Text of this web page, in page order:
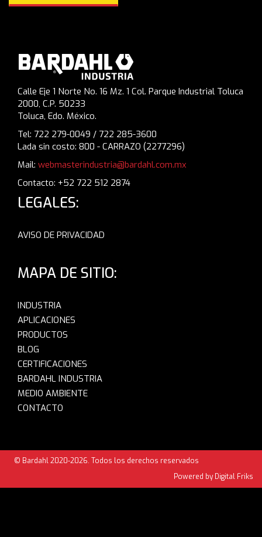
Calle Eje 1 Norte No. 16 Mz. 1 Col. Parque Industrial Toluca
2000, C.P. 50233
Toluca, Edo. México.
Tel: 722 279-0049 / 722 285-3600
Lada sin costo: 800 - CARRAZO (2277296)
Mail: webmasterindustria@bardahl.com.mx
Contacto: +52 722 512 2874
LEGALES:
AVISO DE PRIVACIDAD
MAPA DE SITIO:
INDUSTRIA
APLICACIONES
PRODUCTOS
BLOG
CERTIFICACIONES
BARDAHL INDUSTRIA
MEDIO AMBIENTE
CONTACTO
© Bardahl 2020-2026. Todos los derechos reservados
Powered by Digital Friks